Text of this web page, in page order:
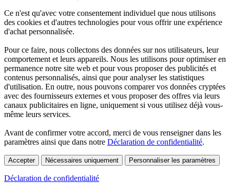
Ce n'est qu'avec votre consentement individuel que nous utilisons
des cookies et d'autres technologies pour vous offrir une expérience
d'achat personnalisée.
Pour ce faire, nous collectons des données sur nos utilisateurs, leur
comportement et leurs appareils. Nous les utilisons pour optimiser en
permanence notre site web et pour vous proposer des publicités et
contenus personnalisés, ainsi que pour analyser les statistiques
d'utilisation. En outre, nous pouvons comparer vos données cryptées
avec des fournisseurs externes et vous proposer des offres via leurs
canaux publicitaires en ligne, uniquement si vous utilisez déjà vous-
même leurs services.
Avant de confirmer votre accord, merci de vous renseigner dans les
paramètres ainsi que dans notre Déclaration de confidentialité.
Accepter Nécessaires uniquement Personnaliser les paramètres
Déclaration de confidentialité